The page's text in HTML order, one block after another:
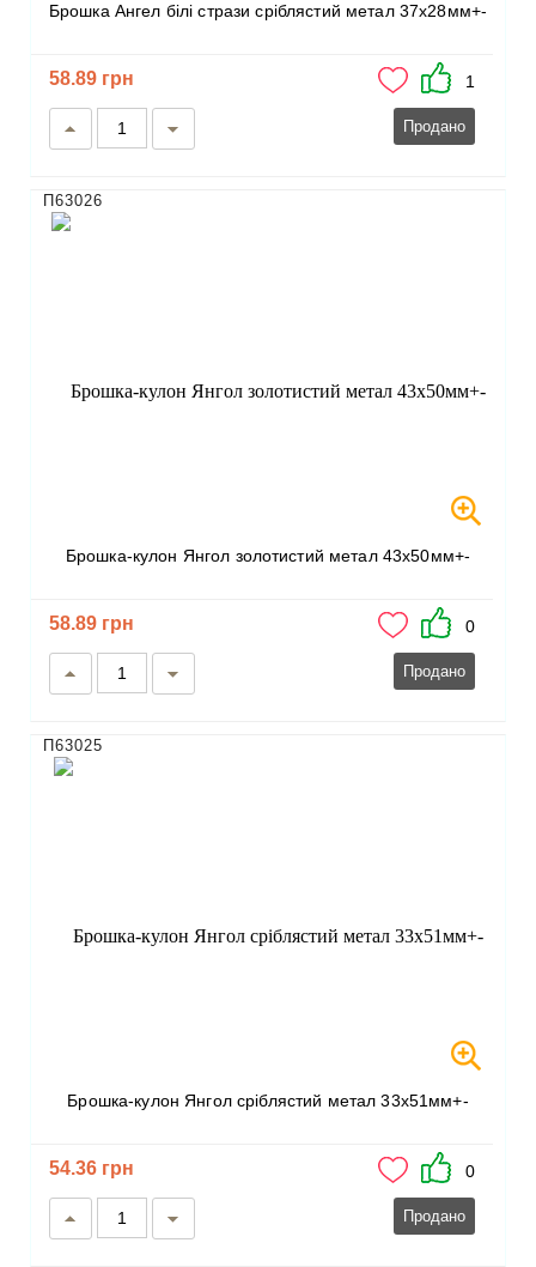
Брошка Ангел білі стрази сріблястий метал 37х28мм+-
58.89 грн 1
Продано
Брошка-кулон Янгол золотистий метал 43х50мм+-
П63026
58.89 грн 0
Продано
Брошка-кулон Янгол сріблястий метал 33х51мм+-
П63025
54.36 грн 0
Продано